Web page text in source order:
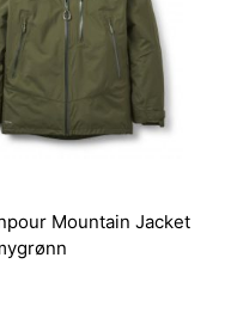
Mountain Jacket